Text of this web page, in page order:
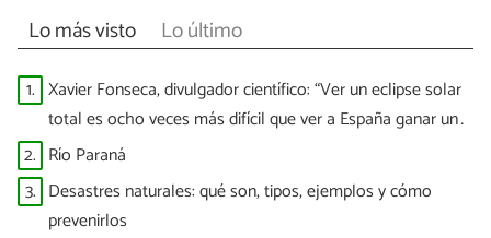
Lo más visto Lo último
1. Xavier Fonseca, divulgador científico: “Ver un eclipse solar
total es ocho veces más difícil que ver a España ganar un
Mundial”
2. Río Paraná
3. Desastres naturales: qué son, tipos, ejemplos y cómo
prevenirlos